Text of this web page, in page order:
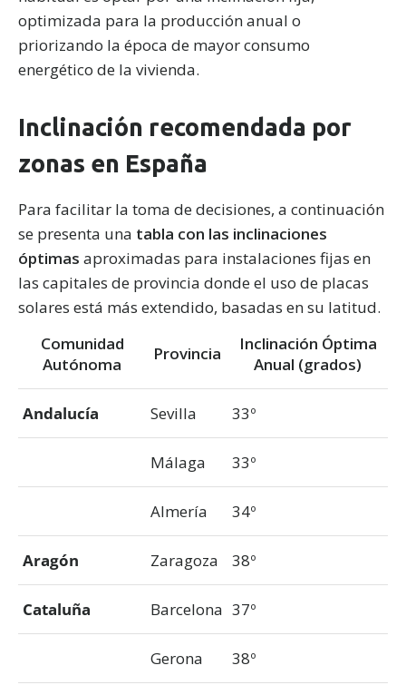
optimizada para la producción anual o
priorizando la época de mayor consumo
energético de la vivienda.
Inclinación recomendada por
zonas en España
Para facilitar la toma de decisiones, a continuación
se presenta una tabla con las inclinaciones
óptimas aproximadas para instalaciones fijas en
las capitales de provincia donde el uso de placas
solares está más extendido, basadas en su latitud.
Comunidad
Autónoma
Provincia
Inclinación Óptima
Anual (grados)
Andalucía Sevilla 33º
Málaga 33º
Almería 34º
Aragón Zaragoza 38º
Cataluña Barcelona 37º
Gerona 38º